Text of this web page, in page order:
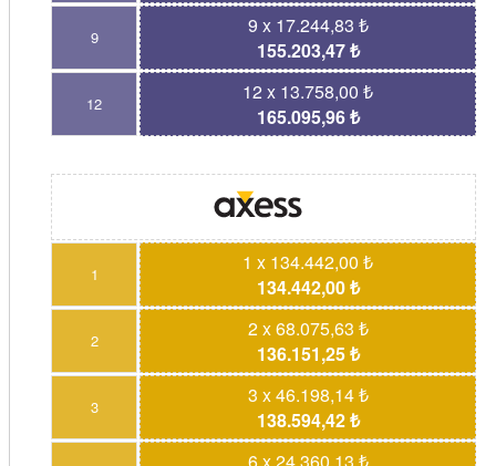
9
9 x 17.244,83 ₺
155.203,47 ₺
12
12 x 13.758,00 ₺
165.095,96 ₺
1
1 x 134.442,00 ₺
134.442,00 ₺
2
2 x 68.075,63 ₺
136.151,25 ₺
3
3 x 46.198,14 ₺
138.594,42 ₺